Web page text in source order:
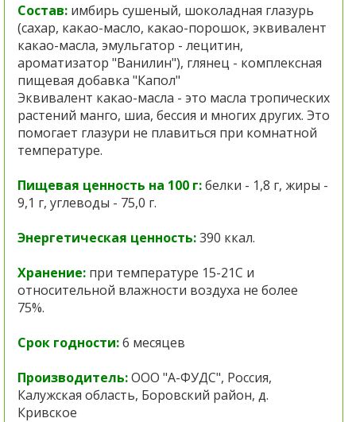
Состав: имбирь сушеный, шоколадная глазурь
(сахар, какао-масло, какао-порошок, эквивалент
какао-масла, эмульгатор - лецитин,
ароматизатор "Ванилин"), глянец - комплексная
пищевая добавка "Капол"
Эквивалент какао-масла - это масла тропических
растений манго, шиа, бессия и многих других. Это
помогает глазури не плавиться при комнатной
температуре.
Пищевая ценность на 100 г:белки - 1,8 г, жиры -
9,1 г, углеводы - 75,0 г.
Энергетическая ценность:390 ккал.
Хранение: при температуре 15-21С и
относительной влажности воздуха не более
75%.
Срок годности:6 месяцев
Производитель:ООО "А-ФУДС", Россия,
Калужская область, Боровский район, д.
Кривское